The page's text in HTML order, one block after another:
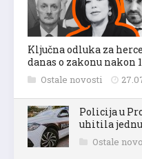
Ključna odluka za
danas o zakonu nakon
Ostale novosti
Policija u
uhitila jednu
Ostale